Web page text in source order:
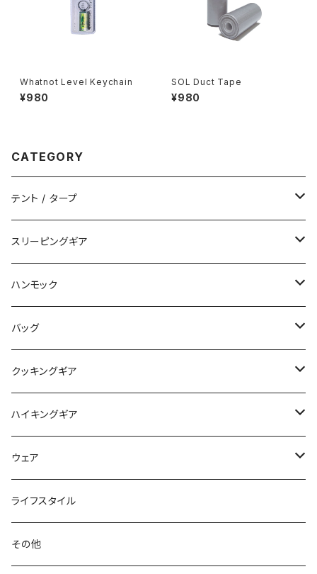
Whatnot Level Keychain
¥980
SOL Duct Tape
¥980
CATEGORY
テント / タープ
タープ / シェルター
ペグ / ステークス
アクセサリー
スリーピングギア
シュラフ / キルト
ビビィ
マット
ピロー
ハンモック
ハンモック
アクセサリー
バッグ
バックパック
サコッシュ / ウェストポーチ
トートバッグ
パックアクセサリー
クッキングギア
バーナー / ストーブ / 燃料
クッカー / カップ
カトラリー
ボトル
ハイキングギア
ストック
スノーシュー / アイゼン
スタッフサック
ウェア
トップス
ハードシェル / レインウェア
ウェアアクセサリー
ライフスタイル
その他